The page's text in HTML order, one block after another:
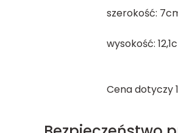
szerokość:
wysokość:
Cena dotyczy